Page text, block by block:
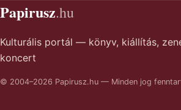
Papirusz.hu
Kulturális portál — könyv, kiállítás,
koncert
© 2004–2026 Papirusz.hu — Minden jog